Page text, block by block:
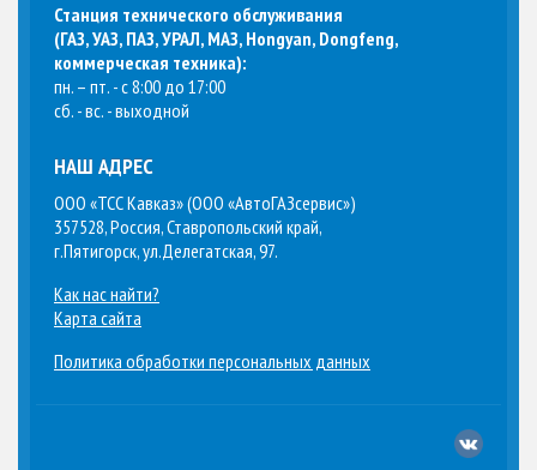
Станция технического обслуживания
(ГАЗ, УАЗ, ПАЗ, УРАЛ, МАЗ, Hongyan, Dongfeng,
коммерческая техника):
пн. – пт. - с 8:00 до 17:00
сб. - вс. - выходной
НАШ АДРЕС
ООО «ТСС Кавказ» (ООО «АвтоГАЗсервис»)
357528, Россия, Ставропольский край,
г.Пятигорск, ул.Делегатская, 97.
Как нас найти?
Карта сайта
Политика обработки персональных данных